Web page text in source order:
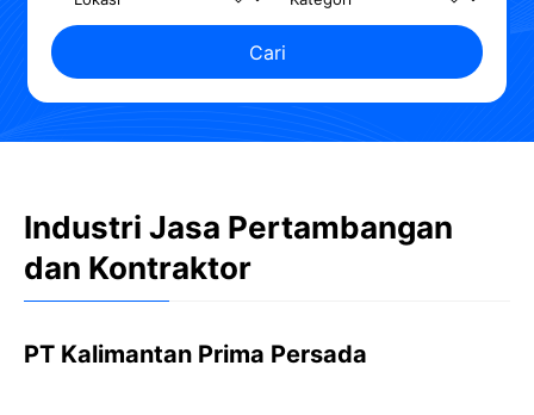
Cari
Industri Jasa Pertambangan
dan Kontraktor
PT Kalimantan Prima Persada